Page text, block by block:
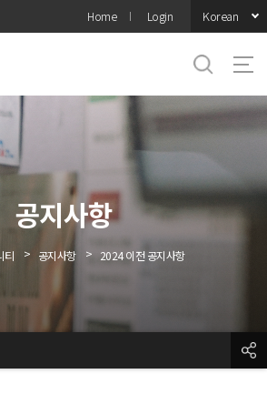
Home Login Korean
공지사항
티 > 공지사항 > 2024 이전 공지사항